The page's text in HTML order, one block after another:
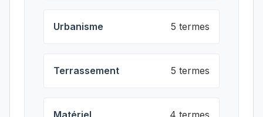
Urbanisme 5 termes
Terrassement 5 termes